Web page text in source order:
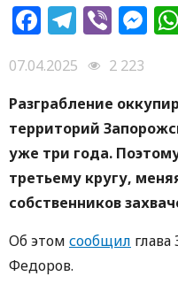
Facebook
07.04.2025
2 223
Разграбление
территорий
уже три года.
третьему кругу,
собственников
Об этом сообщил
Федоров.